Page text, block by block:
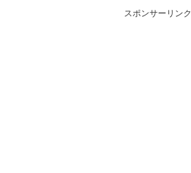
スポンサーリンク